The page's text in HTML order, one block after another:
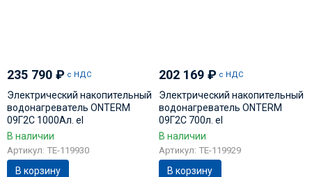
235 790 ₽ с НДС
Электрический накопительный
водонагреватель ONTERM
09Г2С 1000Ал. el
В наличии
Артикул: TE-119930
В корзину
202 169₽ с НДС
Электрический накопительный
водонагреватель ONTERM
09Г2С 700л. el
В наличии
Артикул: TE-119929
В корзину